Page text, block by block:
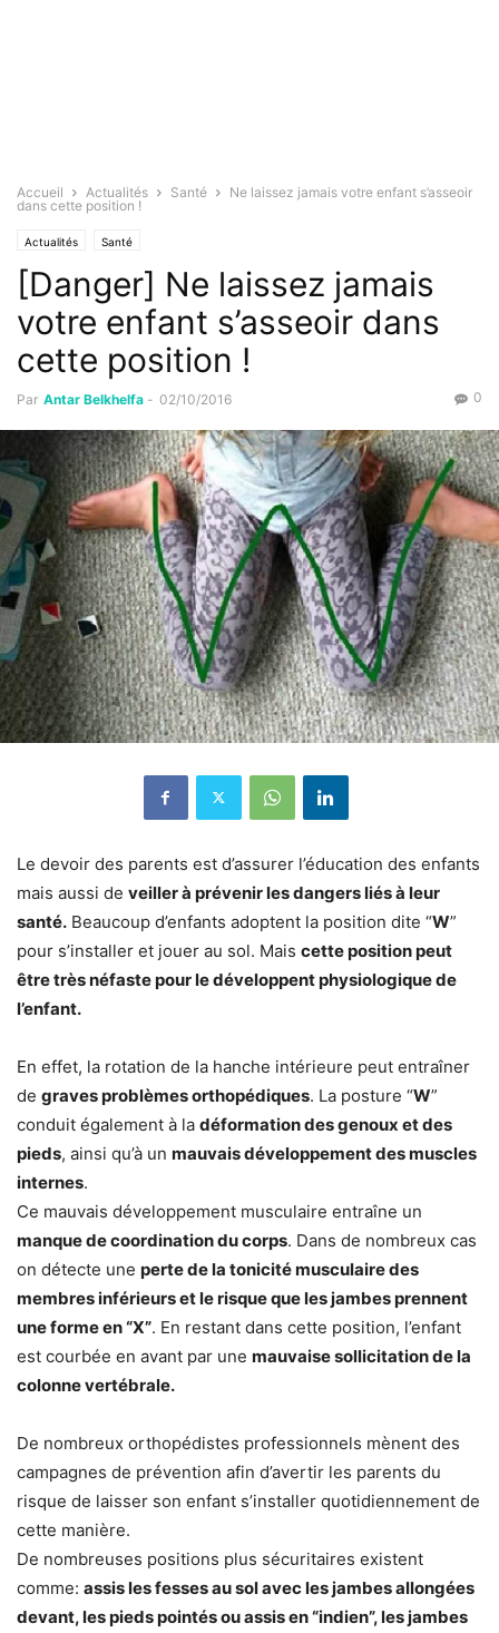
Accueil Actualités Santé
Ne laissez jamais votre enfant s’asseoir
dans cette position !
Actualités Santé
[Danger] Ne laissez jamais
votre enfant s’asseoir dans
cette position !
Par Antar Belkhelfa - 02/10/2016 0
Le devoir des parents est d’assurer l’éducation des enfants
mais aussi de veiller à prévenir les dangers liés à leur
santé. Beaucoup d’enfants adoptent la position dite “W”
pour s’installer et jouer au sol. Mais cette position peut
être très néfaste pour le développent physiologique de
l’enfant.
En effet, la rotation de la hanche intérieure peut entraîner
de graves problèmes orthopédiques. La posture “W”
conduit également à la déformation des genoux et des
pieds, ainsi qu’à un mauvais développement des muscles
internes.
Ce mauvais développement musculaire entraîne un
manque de coordination du corps. Dans de nombreux cas
on détecte une perte de la tonicité musculaire des
membres inférieurs et le risque que les jambes prennent
une forme en “X”. En restant dans cette position, l’enfant
est courbée en avant par une mauvaise sollicitation de la
colonne vertébrale.
De nombreux orthopédistes professionnels mènent des
campagnes de prévention afin d’avertir les parents du
risque de laisser son enfant s’installer quotidiennement de
cette manière.
De nombreuses positions plus sécuritaires existent
comme: assis les fesses au sol avec les jambes allongées
devant, les pieds pointés ou assis en “indien”, les jambes